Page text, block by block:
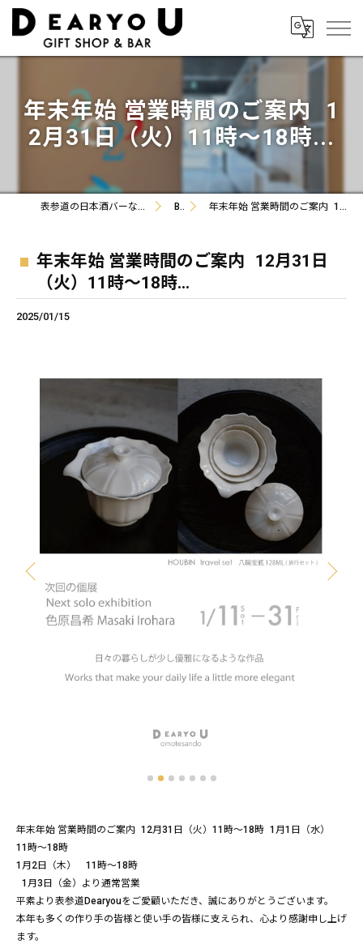
年末年始 営業時間のご案内 1
2月31日（火）11時～18時...
表参道の日本酒バーならZakka+Bar DEARYOU Blog 年末年始 営業時間のご案内 12月31日（火）11時～18時...
年末年始 営業時間のご案内 12月31日
（火）11時～18時...
2025/01/15
年末年始 営業時間のご案内 12月31日（火）11時～18時 1月1日（水）
11時～18時
1月2日（木） 11時～18時
1月3日（金）より通常営業
平素より表参道Dearyouをご愛顧いただき、誠にありがとうございます。
本年も多くの作り手の皆様と使い手の皆様に支えられ、心より感謝申し上げ
ます。